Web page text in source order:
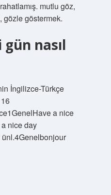
mutlu göz,
gözle göstermek.
nasıl
İngilizce-Türkçe
a nice
nice day